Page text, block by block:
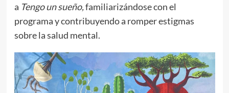
a Tengo un sueño,familiarizándose con el
programa y contribuyendo a romper estigmas
sobre la salud mental.